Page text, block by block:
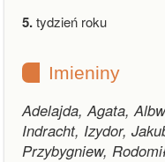
5.tydzień roku
Imieniny
Adelajda, Agata,
Indracht, Izydor,
Przybygniew,